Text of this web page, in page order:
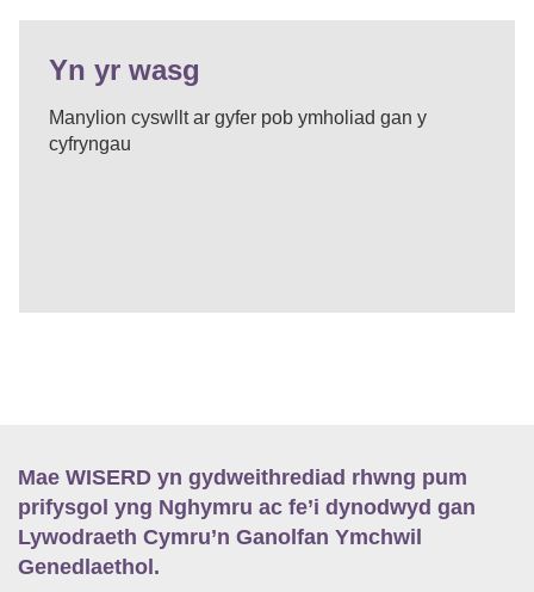
Yn yr wasg
Manylion cyswllt ar gyfer pob ymholiad gan y
cyfryngau
Mae WISERD yn gydweithrediad rhwng pum
prifysgol yng Nghymru ac fe’i dynodwyd gan
Lywodraeth Cymru’n Ganolfan Ymchwil
Genedlaethol.